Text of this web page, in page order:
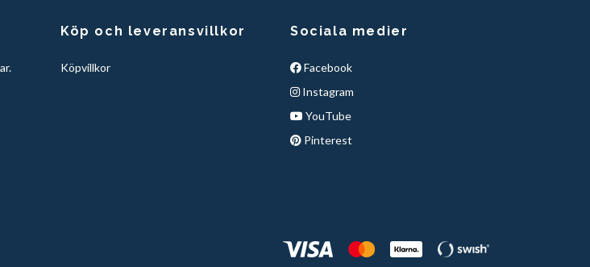
Köp och leveransvillkor
Köpvillkor
Sociala medier
Facebook
Instagram
YouTube
Pinterest